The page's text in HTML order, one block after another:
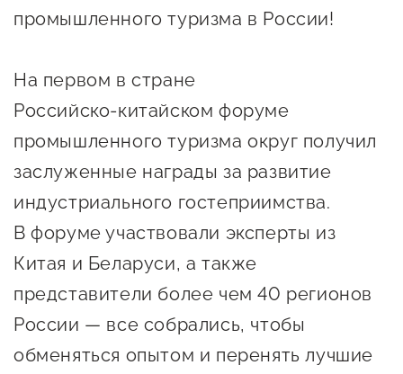
Новости
Социальные сети "Мой
Бизнес Югра"
Меры поддержки
Навигатор по мерам
поддержки
Имущественная поддержка
Консультационная поддержка
Образовательная поддержка
промышленного туризма в России!
На первом в стране
Российско‑китайском форуме
промышленного туризма округ получил
заслуженные награды за развитие
индустриального гостеприимства.
В форуме участвовали эксперты из
Китая и Беларуси, а также
представители более чем 40 регионов
России — все собрались, чтобы
обменяться опытом и перенять лучшие